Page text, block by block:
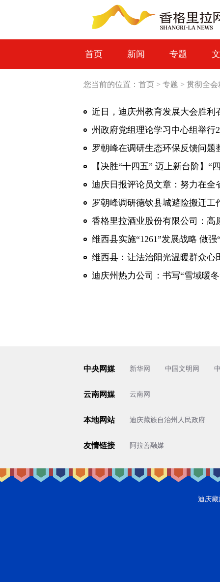
首页 新闻 专题
您当前的位置： 首页 > 专题 > 贯彻全会
近日，迪庆州教育发展大会胜
州政府党组理论学习中心组举行
【决胜“十四五” 迈上新台阶】
香格里拉酒业股份有限公司：高
维西县实施“1261”发展战略 做
维西县：让法治阳光温暖群众心
迪庆州热力公司：书写“雪域暖
中央网媒 新华网 中国文明网
云南网媒 云南网
本地网站 迪庆藏族自治州人民政府
友情链接 阿拉善融媒
迪庆